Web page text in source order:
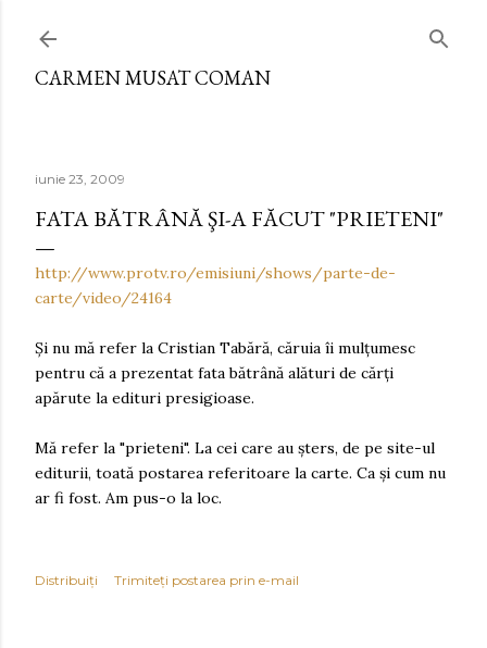
CARMEN MUSAT COMAN
iunie 23, 2009
FATA BĂTRÂNĂ ŞI-A FĂCUT "PRIETENI"
http://www.protv.ro/emisiuni/shows/parte-de-
carte/video/24164
Şi nu mă refer la Cristian Tabără, căruia îi mulţumesc
pentru că a prezentat fata bătrână alături de cărţi
apărute la edituri presigioase.
Mă refer la "prieteni". La cei care au şters, de pe site-ul
editurii, toată postarea referitoare la carte. Ca şi cum nu
ar fi fost. Am pus-o la loc.
Distribuiți Trimiteți postarea prin e-mail